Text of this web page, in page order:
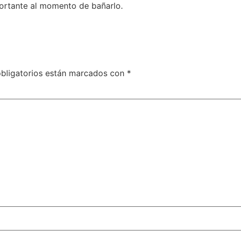
al momento de bañarlo.
están marcados con *